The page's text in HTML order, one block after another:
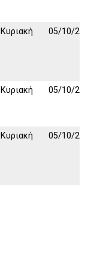
Κυριακή 05/10/25
Κυριακή 05/10/25
Κυριακή 05/10/25